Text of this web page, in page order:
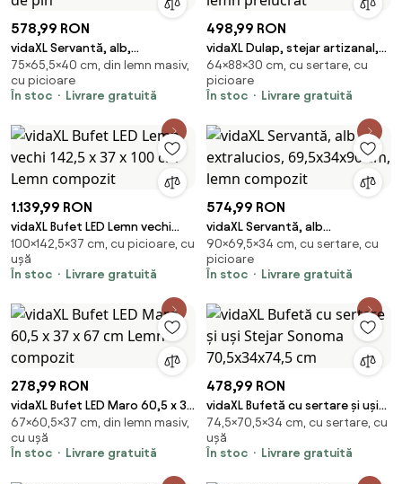
578,99 RON
vidaXL Servantă, alb,
65,5x40x75 cm, lemn masiv de
pin
75×65,5×40 cm, din lemn masiv,
cu picioare
În stoc
Livrare gratuită
498,99 RON
vidaXL Dulap, stejar artizanal,
88x30x64 cm, lemn prelucrat
64×88×30 cm, cu sertare, cu
picioare
În stoc
Livrare gratuită
1.139,99 RON
vidaXL Bufet LED Lemn vechi
142,5 x 37 x 100 cm Lemn
compozit
100×142,5×37 cm, cu picioare, cu
ușă
În stoc
Livrare gratuită
574,99 RON
vidaXL Servantă, alb
extralucios, 69,5x34x90 cm,
lemn compozit
90×69,5×34 cm, cu sertare, cu
picioare
În stoc
Livrare gratuită
278,99 RON
vidaXL Bufet LED Maro 60,5 x 37
x 67 cm Lemn compozit
67×60,5×37 cm, din lemn masiv,
cu ușă
În stoc
Livrare gratuită
478,99 RON
vidaXL Bufetă cu sertare și uși
Stejar Sonoma 70,5x34x74,5
cm
74,5×70,5×34 cm, cu sertare, cu
ușă
În stoc
Livrare gratuită